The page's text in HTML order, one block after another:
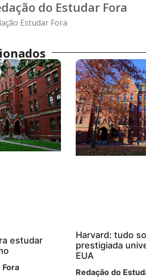
do Estudar Fora
Estudar Fora
estudar
Fora
Harvard: tudo
prestigiada
EUA
Redação do